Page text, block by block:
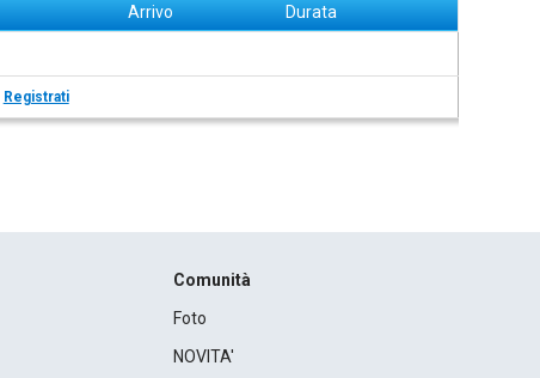
Arrivo Durata
Registrati
Comunità
Foto
NOVITA'